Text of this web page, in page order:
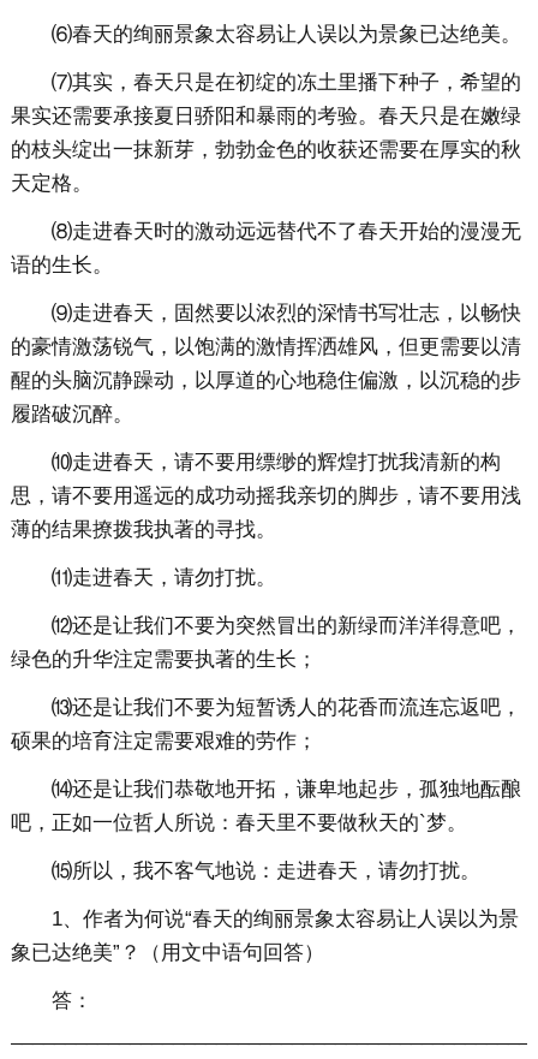
⑹春天的绚丽景象太容易让人误以为景象已达绝美。
⑺其实，春天只是在初绽的冻土里播下种子，希望的
果实还需要承接夏日骄阳和暴雨的考验。春天只是在嫩绿
的枝头绽出一抹新芽，勃勃金色的收获还需要在厚实的秋
天定格。
⑻走进春天时的激动远远替代不了春天开始的漫漫无
语的生长。
⑼走进春天，固然要以浓烈的深情书写壮志，以畅快
的豪情激荡锐气，以饱满的激情挥洒雄风，但更需要以清
醒的头脑沉静躁动，以厚道的心地稳住偏激，以沉稳的步
履踏破沉醉。
⑽走进春天，请不要用缥缈的辉煌打扰我清新的构
思，请不要用遥远的成功动摇我亲切的脚步，请不要用浅
薄的结果撩拨我执著的寻找。
⑾走进春天，请勿打扰。
⑿还是让我们不要为突然冒出的新绿而洋洋得意吧，
绿色的升华注定需要执著的生长；
⒀还是让我们不要为短暂诱人的花香而流连忘返吧，
硕果的培育注定需要艰难的劳作；
⒁还是让我们恭敬地开拓，谦卑地起步，孤独地酝酿
吧，正如一位哲人所说：春天里不要做秋天的`梦。
⒂所以，我不客气地说：走进春天，请勿打扰。
1、作者为何说“春天的绚丽景象太容易让人误以为景
象已达绝美”？（用文中语句回答）
答：